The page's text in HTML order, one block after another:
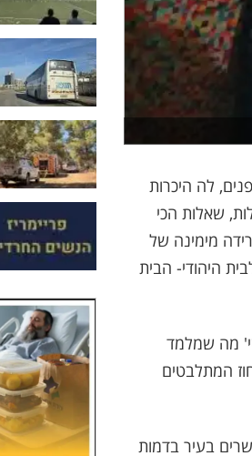
לה היכרות
שאלות הכי
מימינה של
היהודי- הבית
חופשי' מה שמלמד
המתלבטים
בעיר בדמות